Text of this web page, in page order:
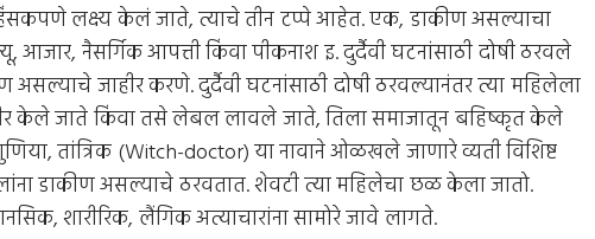
लक्ष्य केलं जाते, त्याचे तीन टप्पे आहेत. एक, डाकीण असल्याचा
नैसर्गिक आपत्ती किंवा पीकनाश इ. दुर्दैवी घटनांसाठी दोषी ठरवले
असल्याचे जाहीर करणे. दुर्दैवी घटनांसाठी दोषी ठरवल्यानंतर त्या महिलेला
केले जाते किंवा तसे लेबल लावले जाते, तिला समाजातून बहिष्कृत केले
तांत्रिक (Witch-doctor) या नावाने ओळखले जाणारे व्यती विशिष्ट
डाकीण असल्याचे ठरवतात. शेवटी त्या महिलेचा छळ केला जातो.
शारीरिक, लैंगिक अत्याचारांना सामोरे जावे लागते.